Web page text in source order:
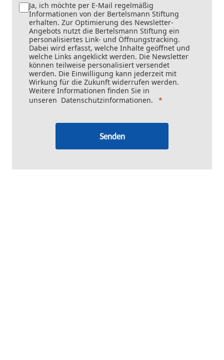
Ja, ich möchte per E-Mail regelmäßig
Informationen von der Bertelsmann Stiftung
erhalten. Zur Optimierung des Newsletter-
Angebots nutzt die Bertelsmann Stiftung ein
personalisiertes Link- und Öffnungstracking.
Dabei wird erfasst, welche Inhalte geöffnet und
welche Links angeklickt werden. Die Newsletter
können teilweise personalisiert versendet
werden. Die Einwilligung kann jederzeit mit
Wirkung für die Zukunft widerrufen werden.
Weitere Informationen finden Sie in
unseren Datenschutzinformationen.
Senden